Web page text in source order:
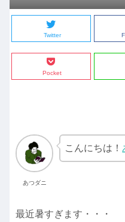
Twitter
Pocket
あつダニ
こんにちは！
最近暑すぎます・・・